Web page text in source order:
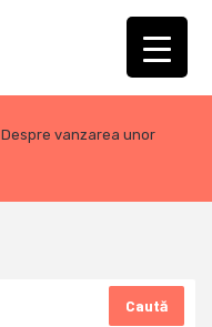
Despre vanzarea unor
Caută